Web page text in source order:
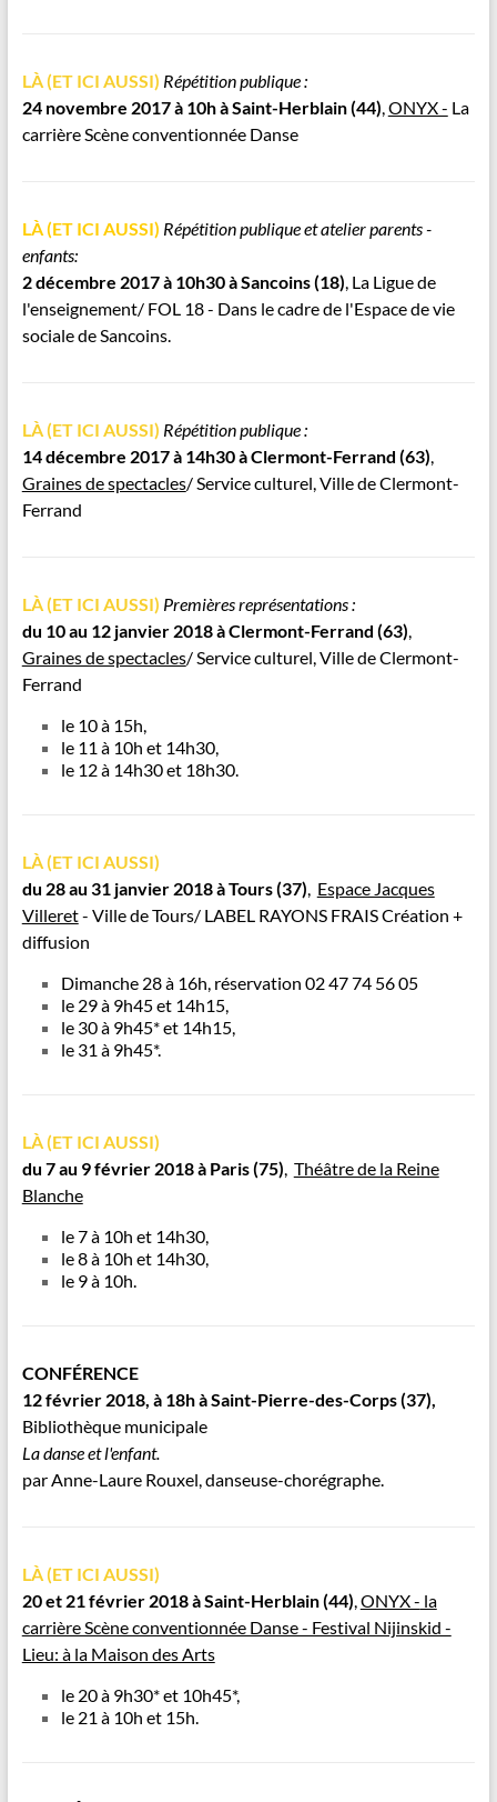
LÀ (ET ICI AUSSI) Répétition publique :
24 novembre 2017 à 10h à Saint-Herblain(44),ONYX - La
carrière Scène conventionnée Danse
LÀ (ET ICI AUSSI) Répétition publique et atelier parents -
enfants:
2 décembre 2017 à 10h30 à Sancoins(18), La Ligue de
l'enseignement/ FOL 18 - Dans le cadre de l'Espace de vie
sociale de Sancoins.
LÀ (ET ICI AUSSI) Répétition publique :
14 décembre 2017 à 14h30 àClermont-Ferrand (63),
Graines de spectacles/ Service culturel, Ville de Clermont-
Ferrand
LÀ (ET ICI AUSSI) Premières représentations :
du 10 au 12 janvier 2018 àClermont-Ferrand (63),
Graines de spectacles/ Service culturel, Ville de Clermont-
Ferrand
le 10 à 15h,
le 11 à 10h et 14h30,
le 12 à 14h30 et 18h30.
LÀ (ET ICI AUSSI)
du 28 au 31 janvier 2018 àTours(37), Espace Jacques
Villeret- Ville de Tours/ LABEL RAYONS FRAIS Création +
diffusion
Dimanche 28 à 16h, réservation 02 47 74 56 05
le 29 à 9h45 et 14h15,
le 30 à 9h45* et 14h15,
le 31 à 9h45*.
LÀ (ET ICI AUSSI)
du 7 au 9 février 2018 à Paris(75), Théâtre de la Reine
Blanche
le 7 à 10h et 14h30,
le 8 à 10h et 14h30,
le 9 à 10h.
CONFÉRENCE
12 février 2018, à 18h à Saint-Pierre-des-Corps (37),
Bibliothèque municipale
La danse et l'enfant.
par Anne-Laure Rouxel, danseuse-chorégraphe.
LÀ (ET ICI AUSSI)
20 et 21 février 2018 à Saint-Herblain(44),ONYX - la
carrière Scène conventionnée Danse - Festival Nijinskid -
Lieu: à la Maison des Arts
le 20 à 9h30* et 10h45*,
le 21 à 10h et 15h.